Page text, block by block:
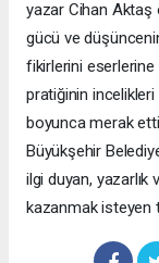
yazar Cihan Aktaş
gücü ve
fikirlerini
pratiğinin incelikleri
boyunca merak
Büyükşehir
ilgi duyan,
kazanmak isteyen